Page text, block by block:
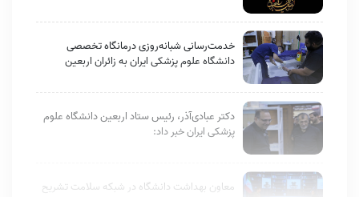
خدمت‌رسانی شبانه‌روزی درمانگاه تخصصی
دانشگاه علوم پزشکی ایران به زائران اربعین
دکتر عبادی‌آذر، رئیس ستاد اربعین دانشگاه علوم
پزشکی ایران خبر داد:
معاون بهداشت دانشگاه در شبکه سلامت تشریح